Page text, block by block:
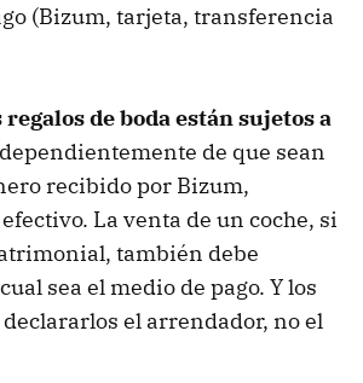
(Bizum, tarjeta, transferencia
regalos de boda están sujetos a
de que sean
recibido por Bizum,
La venta de un coche, si
también debe
sea el medio de pago. Y los
el arrendador, no el